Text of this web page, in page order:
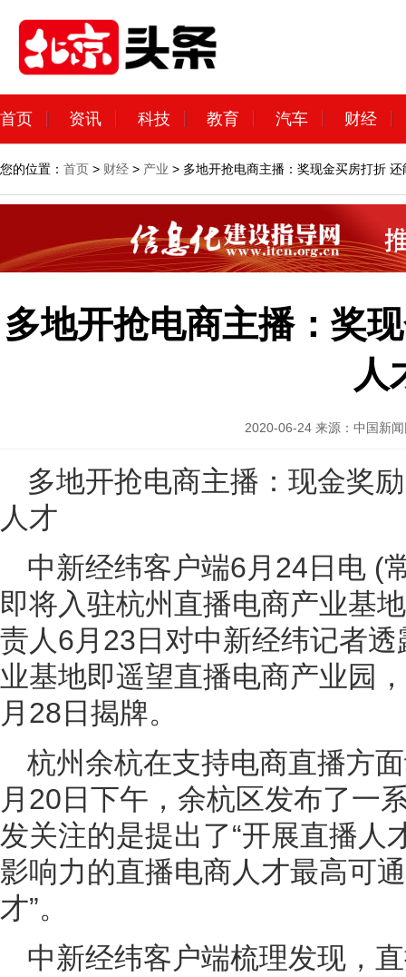
首页 资讯 科技 教育 汽车 财经
您的位置： 首页 > 财经 > 产业 > 多地开抢电商主播：奖现金买房打折
多地开抢电商主播：奖
人
2020-06-24 来源：中国新
多地开抢电商主播：现金奖
人才
中新经纬客户端6月24日电 (
即将入驻杭州直播电商产业基
责人6月23日对中新经纬记者
业基地即遥望直播电商产业园
月28日揭牌。
杭州余杭在支持电商直播方
月20日下午，余杭区发布了一
发关注的是提出了“开展直播人
影响力的直播电商人才最高可
才”。
中新经纬客户端梳理发现，